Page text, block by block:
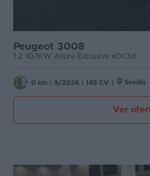
Peugeot 3008
1.2 107KW Allure Exclusive eDCS6
0 km 9/2026 145 CV Sevilla
Ver